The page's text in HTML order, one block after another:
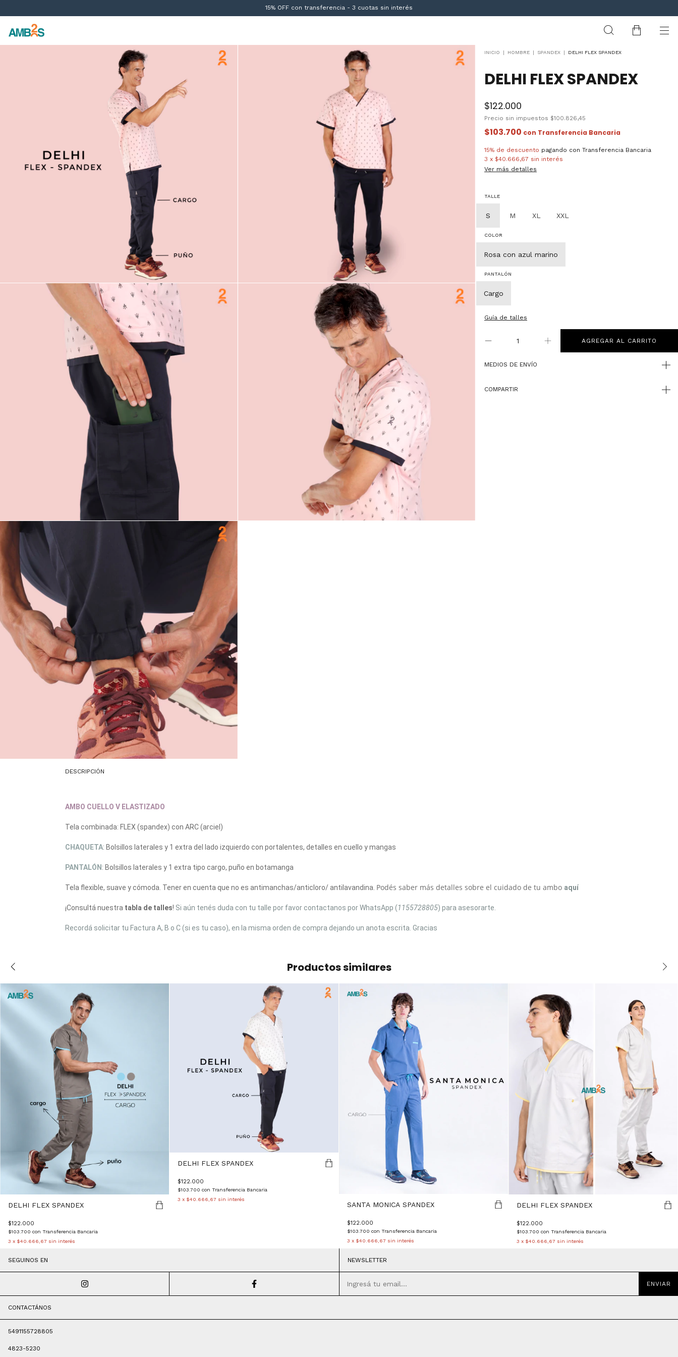
15% OFF con transferencia - 3 cuotas sin interés
¡Envío gratis en toda CABA🚀!
15% OFF con transferencia - 3 cuotas sin interés
INICIO | HOMBRE | SPANDEX | DELHI FLEX SPANDEX
DELHI FLEX SPANDEX
$122.000
Precio sin impuestos $100.826,45
$103.700 con Transferencia Bancaria
15% de descuento pagando con Transferencia Bancaria
3 x $40.666,67 sin interés
Ver más detalles
TALLE
S M XL XXL
COLOR
Rosa con azul marino
PANTALÓN
Cargo
Guía de talles
MEDIOS DE ENVÍO
COMPARTIR
DESCRIPCIÓN
AMBO CUELLO V ELASTIZADO
Tela combinada: FLEX (spandex) con ARC (arciel)
CHAQUETA: Bolsillos laterales y 1 extra del lado izquierdo con portalentes, detalles en cuello y mangas
PANTALÓN: Bolsillos laterales y 1 extra tipo cargo, puño en botamanga
Tela flexible, suave y cómoda. Tener en cuenta que no es antimanchas/anticloro/ antilavandina. Podés saber más detalles sobre el cuidado de tu ambo aquí
¡Consultá nuestra tabla de talles! Si aún tenés duda con tu talle por favor contactanos por WhatsApp (1155728805) para asesorarte.
Recordá solicitar tu Factura A, B o C (si es tu caso), en la misma orden de compra dejando un anota escrita. Gracias
Productos similares
DELHI FLEX SPANDEX
$122.000
$103.700 con Transferencia Bancaria
3 x $40.666,67 sin interés
DELHI FLEX SPANDEX
$122.000
$103.700 con Transferencia Bancaria
3 x $40.666,67 sin interés
SANTA MONICA SPANDEX
$122.000
$103.700 con Transferencia Bancaria
3 x $40.666,67 sin interés
DELHI FLEX SPANDEX
$122.000
$103.700 con Transferencia Bancaria
3 x $40.666,67 sin interés
SEGUINOS EN NEWSLETTER
CONTACTÁNOS
5491155728805
4823-5230